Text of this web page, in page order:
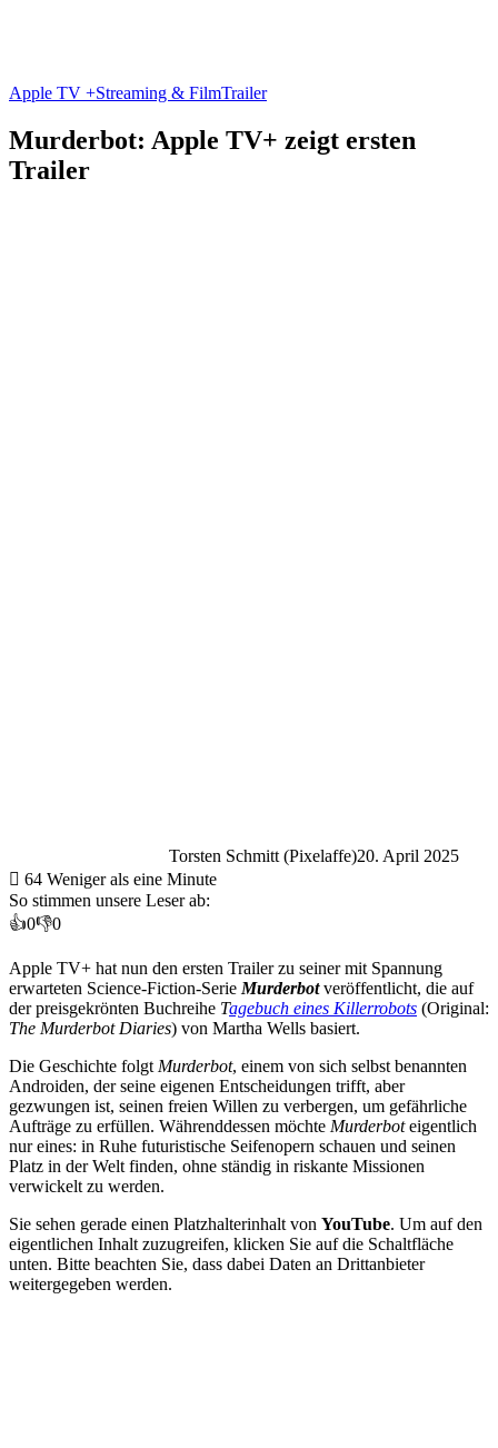
Apple TV +Streaming & FilmTrailer
Murderbot: Apple TV+ zeigt ersten
Trailer
Torsten Schmitt (Pixelaffe)20. April 2025
64 Weniger als eine Minute
So stimmen unsere Leser ab:
👍0👎0
Apple TV+ hat nun den ersten Trailer zu seiner mit Spannung
erwarteten Science-Fiction-Serie Murderbotveröffentlicht, die auf
der preisgekrönten Buchreihe Tagebuch eines Killerrobots (Original:
The Murderbot Diaries) von Martha Wells basiert.
Die Geschichte folgt Murderbot, einem von sich selbst benannten
Androiden, der seine eigenen Entscheidungen trifft, aber
gezwungen ist, seinen freien Willen zu verbergen, um gefährliche
Aufträge zu erfüllen. Währenddessen möchte Murderboteigentlich
nur eines: in Ruhe futuristische Seifenopern schauen und seinen
Platz in der Welt finden, ohne ständig in riskante Missionen
verwickelt zu werden.
Sie sehen gerade einen Platzhalterinhalt von YouTube. Um auf den
eigentlichen Inhalt zuzugreifen, klicken Sie auf die Schaltfläche
unten. Bitte beachten Sie, dass dabei Daten an Drittanbieter
weitergegeben werden.